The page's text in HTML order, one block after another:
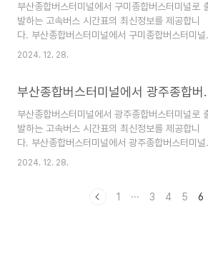
버스를 통해 전국 주요 도시를 연결합니다. 특히
산 지하철 1호선 노포역과 연결되어 대중교통 접근
성이 매우 뛰어납니다.위치 및 연락처주소: 부산광
역시 금정구 중앙대로 2238전화번호: 051-508-
도시와 주요 거점 도시를 연결하며, 빠르고 편리한
이동 수단을 제공합니다.서울권: 서울고속..
부산종합버스터미널에서 구미종합버스터미널로
발하는 고속버스 시간표의 최신정보를 제공합니
다. 부산종합버스터미널에서 구미종합버스터미널
출발하는 고속버스의 출발 시간, 주요 노선, 요금 정
버스터미널 안내 부산종합버스터미널은 부산광역시
버스와 시외버스를 통해 전국 주요 도시를 연결합
다. 특히 부산 지하철 1호선 노포역과 연결되어 대
중교통 접근성이 매우 뛰어납니다.위치 및 연락처
소: 부산광역시 금정구 중앙대로 2238전화번호:
는 주로 대도시와 주요 거점 도시를 연결하며, 빠르
2024. 12. 28.
부산종합버스터미
부산종합버스터미널에서 광주종합버스터미널로
발하는 고속버스 시간표의 최신정보를 제공합니
다. 부산종합버스터미널에서 광주종합버스터미널
출발하는 고속버스의 출발 시간, 주요 노선, 요금 정
버스터미널 안내 부산종합버스터미널은 부산광역시
2024. 12. 28.
1 ··· 3 4 5 6